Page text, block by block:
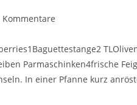
Kommentare
Parmaschinken4frische
In einer Pfanne kurz